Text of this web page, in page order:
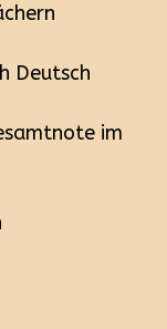
Deutsch
im